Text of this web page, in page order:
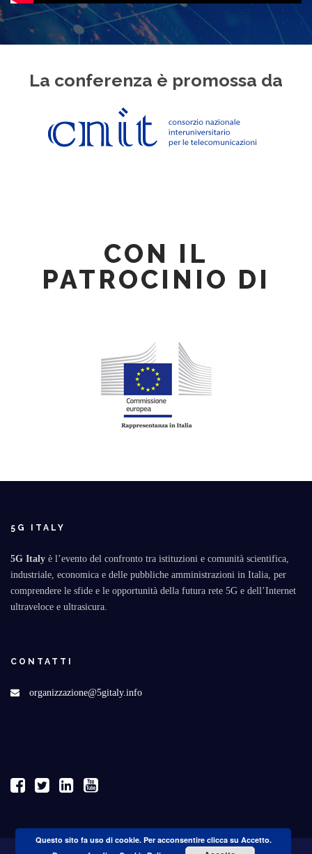
La conferenza è promossa da
CON IL
PATROCINIO DI
5G ITALY
5G Italy è l’evento del confronto tra istituzioni e comunità scientifica,
industriale, economica e delle pubbliche amministrazioni in Italia, per
comprendere le sfide e le opportunità della futura rete 5G e dell’Internet
ultraveloce e ultrasicura.
CONTATTI
organizzazione@5gitaly.info
Questo sito fa uso di cookie. Per acconsentire clicca su Accetto.